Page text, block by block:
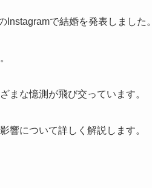
で結婚を発表しました。
まな憶測が飛び交っています。
響について詳しく解説します。